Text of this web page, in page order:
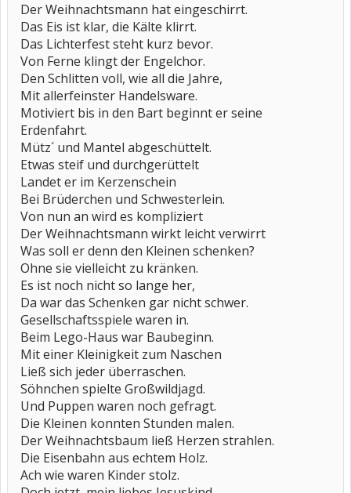
Der Weihnachtsmann hat eingeschirrt.
Das Eis ist klar, die Kälte klirrt.
Das Lichterfest steht kurz bevor.
Von Ferne klingt der Engelchor.
Den Schlitten voll, wie all die Jahre,
Mit allerfeinster Handelsware.
Motiviert bis in den Bart beginnt er seine
Erdenfahrt.
Mütz´ und Mantel abgeschüttelt.
Etwas steif und durchgerüttelt
Landet er im Kerzenschein
Bei Brüderchen und Schwesterlein.
Von nun an wird es kompliziert
Der Weihnachtsmann wirkt leicht verwirrt
Was soll er denn den Kleinen schenken?
Ohne sie vielleicht zu kränken.
Es ist noch nicht so lange her,
Da war das Schenken gar nicht schwer.
Gesellschaftsspiele waren in.
Beim Lego-Haus war Baubeginn.
Mit einer Kleinigkeit zum Naschen
Ließ sich jeder überraschen.
Söhnchen spielte Großwildjagd.
Und Puppen waren noch gefragt.
Die Kleinen konnten Stunden malen.
Der Weihnachtsbaum ließ Herzen strahlen.
Die Eisenbahn aus echtem Holz.
Ach wie waren Kinder stolz.